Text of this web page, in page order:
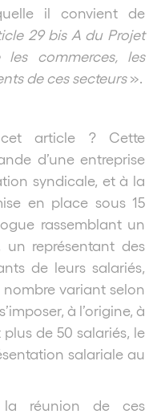
il convient de
29 bis A du Projet
commerces, les
de ces secteurs».
article ? Cette
d’une entreprise
syndicale, et à la
en place sous 15
rassemblant un
un représentant des
de leurs salariés,
variant selon
à l’origine, à
de 50 salariés, le
salariale au
la réunion de ces